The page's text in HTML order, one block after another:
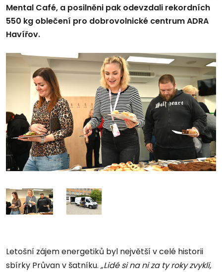
Mental Café, a posilněni pak odevzdali rekordních
550 kg oblečení pro dobrovolnické centrum ADRA
Havířov.
Letošní zájem energetiků byl největší v celé historii
sbírky Průvan v šatníku. „Lidé si na ni za ty roky zvykli,